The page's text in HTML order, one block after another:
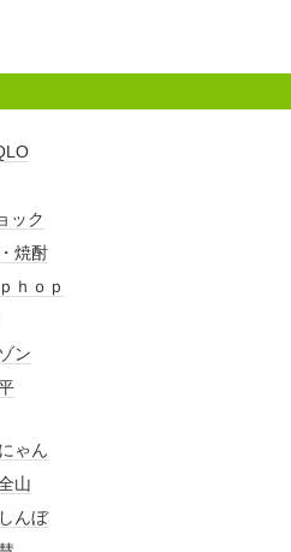
ック
焼酎
ｈｏｐ
ン
ゃん
山
んぼ